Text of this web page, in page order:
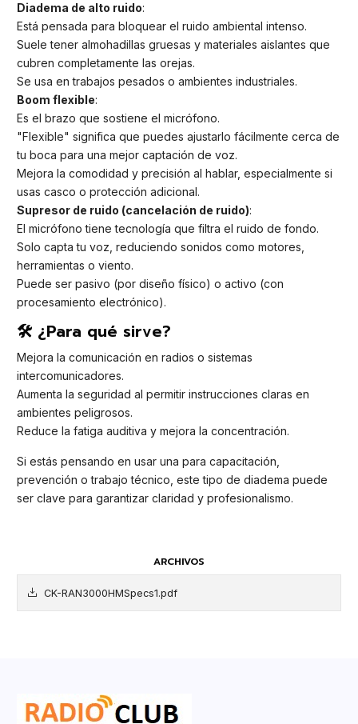
Diadema de alto ruido:
Está pensada para bloquear el ruido ambiental intenso.
Suele tener almohadillas gruesas y materiales aislantes que
cubren completamente las orejas.
Se usa en trabajos pesados o ambientes industriales.
Boom flexible:
Es el brazo que sostiene el micrófono.
"Flexible" significa que puedes ajustarlo fácilmente cerca de
tu boca para una mejor captación de voz.
Mejora la comodidad y precisión al hablar, especialmente si
usas casco o protección adicional.
Supresor de ruido (cancelación de ruido):
El micrófono tiene tecnología que filtra el ruido de fondo.
Solo capta tu voz, reduciendo sonidos como motores,
herramientas o viento.
Puede ser pasivo (por diseño físico) o activo (con
procesamiento electrónico).
🛠️ ¿Para qué sirve?
Mejora la comunicación en radios o sistemas
intercomunicadores.
Aumenta la seguridad al permitir instrucciones claras en
ambientes peligrosos.
Reduce la fatiga auditiva y mejora la concentración.
Si estás pensando en usar una para capacitación,
prevención o trabajo técnico, este tipo de diadema puede
ser clave para garantizar claridad y profesionalismo.
ARCHIVOS
CK-RAN3000HMSpecs1.pdf